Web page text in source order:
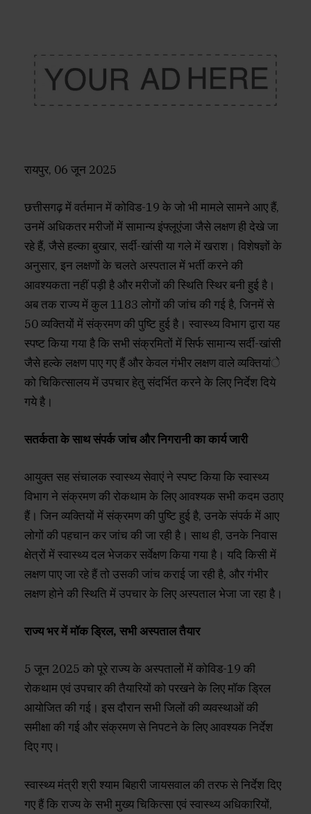
रायपुर, 06 जून 2025
छत्तीसगढ़ में वर्तमान में कोविड-19 के जो भी मामले सामने आए हैं,
उनमें अधिकतर मरीजों में सामान्य इंफ्लूएंजा जैसे लक्षण ही देखे जा
रहे हैं, जैसे हल्का बुखार, सर्दी-खांसी या गले में खराश। विशेषज्ञों के
अनुसार, इन लक्षणों के चलते अस्पताल में भर्ती करने की
आवश्यकता नहीं पड़ी है और मरीजों की स्थिति स्थिर बनी हुई है।
अब तक राज्य में कुल 1183 लोगों की जांच की गई है, जिनमें से
50 व्यक्तियों में संक्रमण की पुष्टि हुई है। स्वास्थ्य विभाग द्वारा यह
स्पष्ट किया गया है कि सभी संक्रमितों में सिर्फ सामान्य सर्दी-खांसी
जैसे हल्के लक्षण पाए गए हैं और केवल गंभीर लक्षण वाले व्यक्तियांे
को चिकित्सालय में उपचार हेतु संदर्भित करने के लिए निर्देश दिये
गये है।
सतर्कता के साथ संपर्क जांच और निगरानी का कार्य जारी
आयुक्त सह संचालक स्वास्थ्य सेवाएं ने स्पष्ट किया कि स्वास्थ्य
विभाग ने संक्रमण की रोकथाम के लिए आवश्यक सभी कदम उठाए
हैं। जिन व्यक्तियों में संक्रमण की पुष्टि हुई है, उनके संपर्क में आए
लोगों की पहचान कर जांच की जा रही है। साथ ही, उनके निवास
क्षेत्रों में स्वास्थ्य दल भेजकर सर्वेक्षण किया गया है। यदि किसी में
लक्षण पाए जा रहे हैं तो उसकी जांच कराई जा रही है, और गंभीर
लक्षण होने की स्थिति में उपचार के लिए अस्पताल भेजा जा रहा है।
राज्य भर में मॉक ड्रिल, सभी अस्पताल तैयार
5 जून 2025 को पूरे राज्य के अस्पतालों में कोविड-19 की
रोकथाम एवं उपचार की तैयारियों को परखने के लिए मॉक ड्रिल
आयोजित की गई। इस दौरान सभी जिलों की व्यवस्थाओं की
समीक्षा की गई और संक्रमण से निपटने के लिए आवश्यक निर्देश
दिए गए।
स्वास्थ्य मंत्री श्री श्याम बिहारी जायसवाल की तरफ से निर्देश दिए
गए हैं कि राज्य के सभी मुख्य चिकित्सा एवं स्वास्थ्य अधिकारियों,